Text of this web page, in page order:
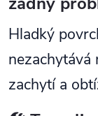
Hladký
nezachytává
zachytí a